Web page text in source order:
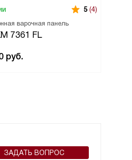
5 (4)
варочная панель
7361 FL
руб.
ЗАДАТЬ ВОПРОС